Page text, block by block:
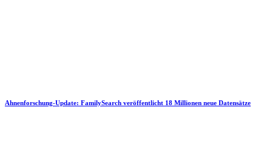
Ahnenforschung-Update: FamilySearch veröffentlicht 18 Millionen neue Datensätze